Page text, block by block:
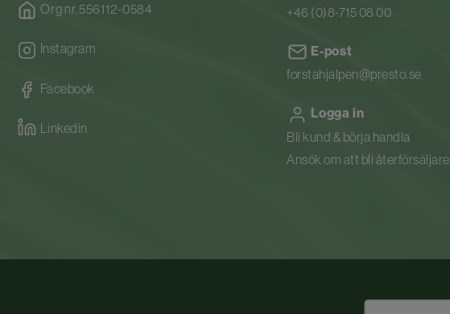
Org nr.556112-0584
Instagram
Facebook
Linkedin
+46 (0)8-715 08 00
E-post
forstahjalpen@presto.se
Logga in
Bli kund & börja handla
Ansök om att bli återförsäljare